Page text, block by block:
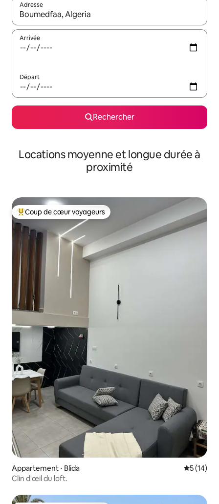
Adresse
Lorsque les résultats s'affichent, utilisez les flèches vers le
Arrivée
Départ
Rechercher
Locations moyenne et longue durée à
proximité
Coups de cœur voyageurs les plus appréciés
Coup de cœur voyageurs
Appartement ⋅ Blida
5 (14)
Clin d'œil du loft.